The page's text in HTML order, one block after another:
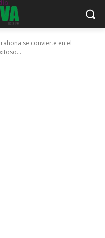
se convierte en el